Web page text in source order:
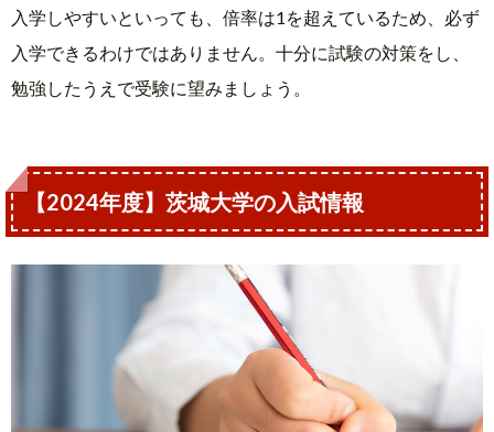
入学しやすいといっても、倍率は1を超えているため、必ず
入学できるわけではありません。十分に試験の対策をし、
勉強したうえで受験に望みましょう。
【2024年度】茨城大学の入試情報